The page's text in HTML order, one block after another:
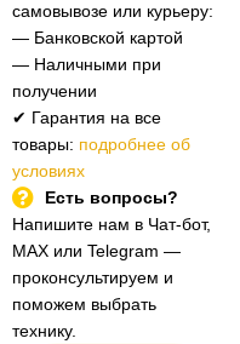
самовывозе или курьеру:
— Банковской картой
— Наличными при
получении
✔ Гарантия на все
товары: подробнее об
условиях
Есть вопросы?
Напишите нам в Чат-бот,
MAX или Telegram —
проконсультируем и
поможем выбрать
технику.